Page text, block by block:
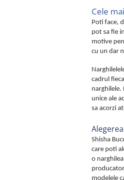
Cele
Poti face,
pot sa fie
motive
cu un dar
cadrul
narghilele.
unice ale
sa acorzi
Shisha
care poti
o
modelele